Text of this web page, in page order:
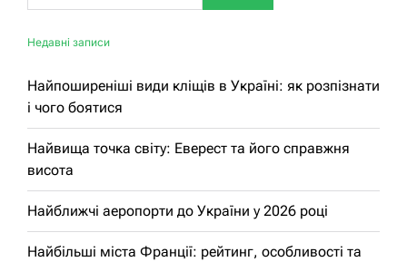
Недавні записи
Найпоширеніші види кліщів в Україні: як розпізнати
і чого боятися
Найвища точка світу: Еверест та його справжня
висота
Найближчі аеропорти до України у 2026 році
Найбільші міста Франції: рейтинг, особливості та